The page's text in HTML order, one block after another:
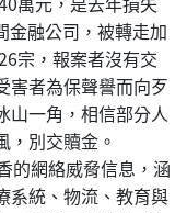
金融公司，被轉走加
宗，報案者沒有交
害者為保聲譽而向歹
山一角，相信部分人
，別交贖金。
的網絡威脅信息，涵
系統、物流、教育與